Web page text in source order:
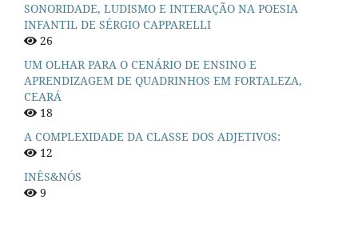
SONORIDADE, LUDISMO E INTERAÇÃO NA POESIA
INFANTIL DE SÉRGIO CAPPARELLI
26
UM OLHAR PARA O CENÁRIO DE ENSINO E
APRENDIZAGEM DE QUADRINHOS EM FORTALEZA,
CEARÁ
18
A COMPLEXIDADE DA CLASSE DOS ADJETIVOS:
12
INÊS&NÓS
9